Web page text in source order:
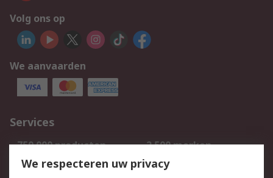
Volg ons op
We aanvaarden
Services
750.000 producten
2.500 merken
Bestellen
Inkoopoplossingen
We respecteren uw privacy